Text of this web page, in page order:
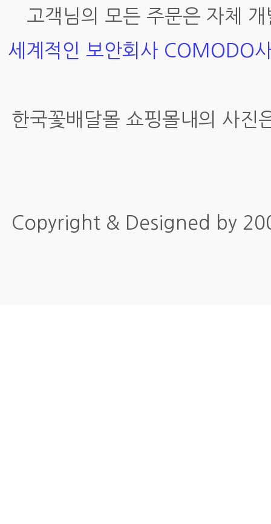
고객님의 모든 주문은 자체
세계적인 보안회사 COMODO
한국꽃배달몰 쇼핑몰내의 사진
Copyright & Designed by